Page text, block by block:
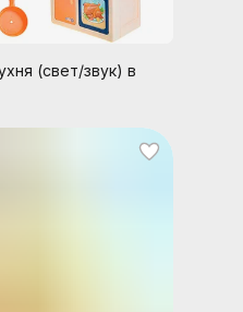
(свет/звук) в